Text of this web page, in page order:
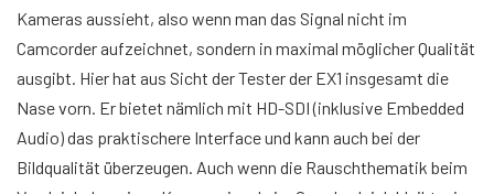
Kameras aussieht, also wenn man das Signal nicht im
Camcorder aufzeichnet, sondern in maximal möglicher Qualität
ausgibt. Hier hat aus Sicht der Tester der EX1 insgesamt die
Nase vorn. Er bietet nämlich mit HD-SDI (inklusive Embedded
Audio) das praktischere Interface und kann auch bei der
Bildqualität überzeugen. Auch wenn die Rauschthematik beim